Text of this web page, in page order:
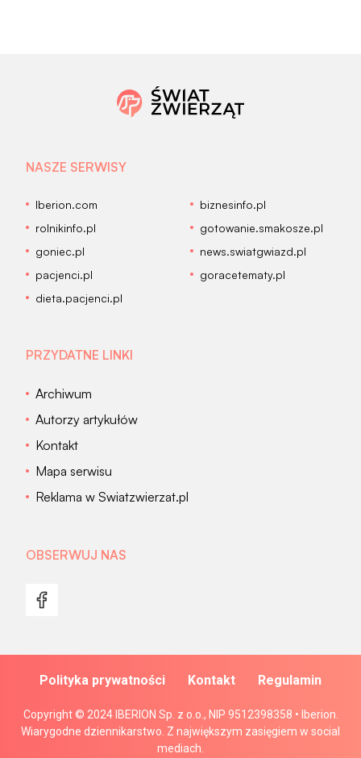
NASZE SERWISY
Iberion.com
biznesinfo.pl
rolnikinfo.pl
gotowanie.smakosze.pl
goniec.pl
news.swiatgwiazd.pl
pacjenci.pl
goracetematy.pl
dieta.pacjenci.pl
PRZYDATNE LINKI
Archiwum
Autorzy artykułów
Kontakt
Mapa serwisu
Reklama w Swiatzwierzat.pl
OBSERWUJ NAS
Copyright © 2024 IBERION Sp. z o.o., NIP 9512398358 • Iberion.
Wiarygodne dziennikarstwo. Z największym zasięgiem w social
mediach.
Polityka prywatności Kontakt Regulamin